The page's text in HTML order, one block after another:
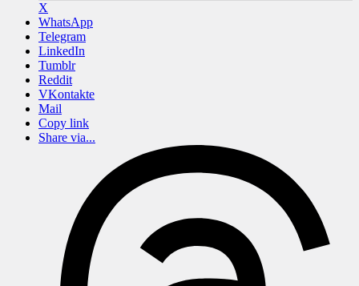
X
WhatsApp
Telegram
LinkedIn
Tumblr
Reddit
VKontakte
Mail
Copy link
Share via...